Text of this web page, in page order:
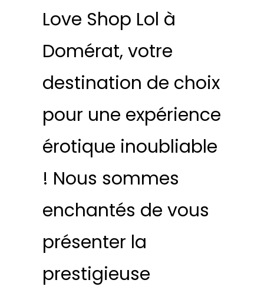
Love Shop Lol à
Domérat, votre
destination de choix
pour une expérience
érotique inoubliable
! Nous sommes
enchantés de vous
présenter la
prestigieuse